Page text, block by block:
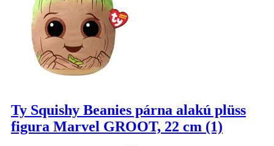
Ty Squishy Beanies párna alakú plüss
figura Marvel GROOT, 22 cm (1)